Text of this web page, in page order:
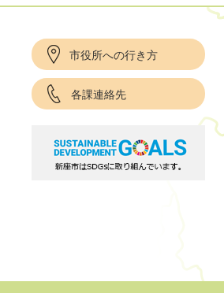
市役所への行き方
各課連絡先